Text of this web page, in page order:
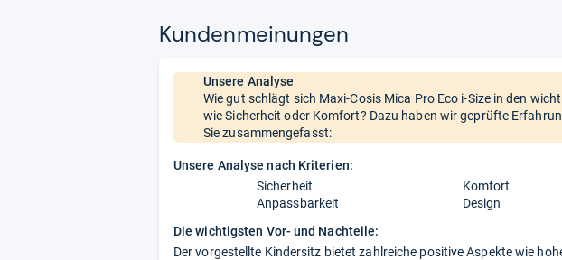
Kun­den­mei­nun­gen
Unsere Analyse
Wie gut schlägt sich Maxi-Cosis Mica Pro Eco i-Size in den
wie Sicherheit oder Komfort? Dazu haben wir geprüfte
Sie zusammengefasst:
Unsere Analyse nach Kriterien:
Sicherheit
Komfort
Anpassbarkeit
Design
Die wichtigsten Vor- und Nachteile:
Der vorgestellte Kindersitz bietet zahlreiche positive Aspekte wie